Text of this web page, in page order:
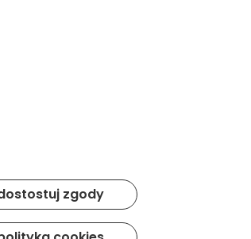
osobowych jest Baltrade sp. z o.o. z
przy ul. Geodetów 24, 80-298 Gdańsk.
zgody